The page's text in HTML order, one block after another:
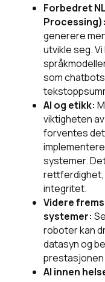
Forbedret
Processing):
generere
utvikle seg.
som
AI og etikk:
viktigheten
forventes det
systemer.
rettferdighet,
integritet.
Videre
systemer:
roboter kan
datasyn og
AI innen